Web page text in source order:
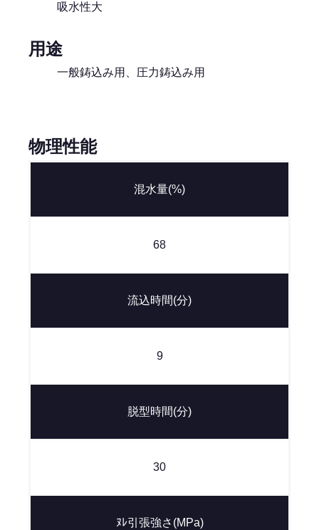
吸水性大
用途
一般鋳込み用、圧力鋳込み用
物理性能
混水量(%)
68
流込時間(分)
9
脱型時間(分)
30
ﾇﾚ引張強さ(MPa)